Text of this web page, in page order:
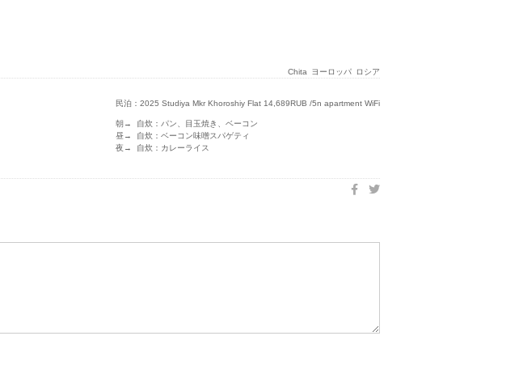
Chita ヨーロッパ ロシア
民泊：2025 Studiya Mkr Khoroshiy Flat 14,689RUB /5n apartment WiFi
朝→ 自炊：パン、目玉焼き、ベーコン
昼→ 自炊：ベーコン味噌スパゲティ
夜→ 自炊：カレーライス